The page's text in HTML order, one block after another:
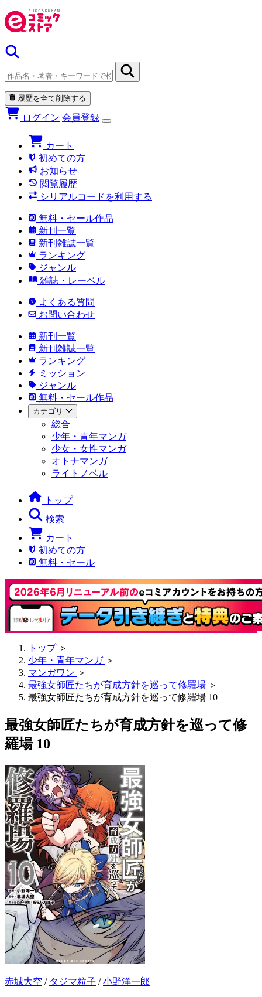
履歴を全て削除する
ログイン 会員登録
カート
初めての方
お知らせ
閲覧履歴
シリアルコードを利用する
無料・セール作品
新刊一覧
新刊雑誌一覧
ランキング
ジャンル
雑誌・レーベル
よくある質問
お問い合わせ
新刊一覧
新刊雑誌一覧
ランキング
ミッション
ジャンル
無料・セール作品
カテゴリ
総合
少年・青年マンガ
少女・女性マンガ
オトナマンガ
ライトノベル
トップ
検索
カート
初めての方
無料・セール
トップ ＞
少年・青年マンガ ＞
マンガワン ＞
最強女師匠たちが育成方針を巡って修羅場 ＞
最強女師匠たちが育成方針を巡って修羅場 10
最強女師匠たちが育成方針を巡って修
羅場 10
赤城大空 / タジマ粒子 /小野洋一郎